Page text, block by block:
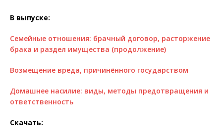
В выпуске:
Семейные отношения: брачный договор, расторжение
брака и раздел имущества (продолжение)
Возмещение вреда, причинённого государством
Домашнее насилие: виды, методы предотвращения и
ответственность
Скачать: